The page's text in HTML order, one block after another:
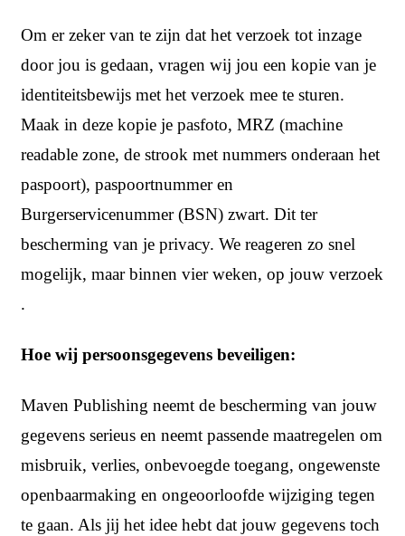
Om er zeker van te zijn dat het verzoek tot inzage
door jou is gedaan, vragen wij jou een kopie van je
identiteitsbewijs met het verzoek mee te sturen.
Maak in deze kopie je pasfoto, MRZ (machine
readable zone, de strook met nummers onderaan het
paspoort), paspoortnummer en
Burgerservicenummer (BSN) zwart. Dit ter
bescherming van je privacy. We reageren zo snel
mogelijk, maar binnen vier weken, op jouw verzoek
.
Hoe wij persoonsgegevens beveiligen:
Maven Publishing neemt de bescherming van jouw
gegevens serieus en neemt passende maatregelen om
misbruik, verlies, onbevoegde toegang, ongewenste
openbaarmaking en ongeoorloofde wijziging tegen
te gaan. Als jij het idee hebt dat jouw gegevens toch